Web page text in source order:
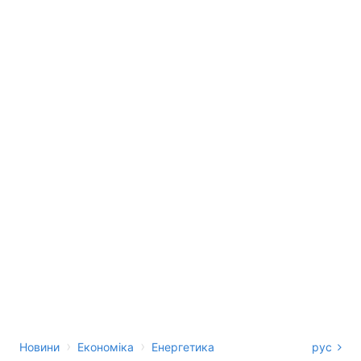
Новини › Економіка › Енергетика рус